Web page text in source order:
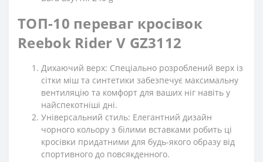
ТОП-10 переваг кросівок
Reebok Rider V GZ3112
Дихаючий верх: Спеціально розроблений верх із
сітки міш та синтетики забезпечує максимальну
вентиляцію та комфорт для ваших ніг навіть у
найспекотніші дні.
Універсальний стиль: Елегантний дизайн
чорного кольору з білими вставками робить ці
кросівки придатними для будь-якого образу від
спортивного до повсякденного.